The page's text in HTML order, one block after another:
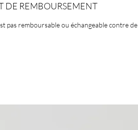
DE REMBOURSEMENT
pas remboursable ou échangeable contre de